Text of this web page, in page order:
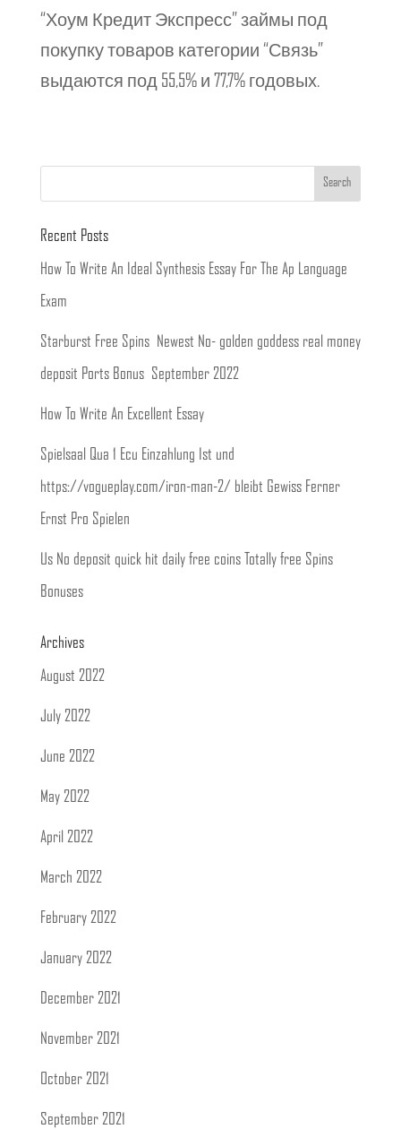
“Хоум Кредит Экспресс” займы под
покупку товаров категории “Связь”
выдаются под 55,5% и 77,7% годовых.
Recent Posts
How To Write An Ideal Synthesis Essay For The Ap Language
Exam
Starburst Free Spins ️ Newest No- golden goddess real money
deposit Ports Bonus ️ September 2022
How To Write An Excellent Essay
Spielsaal Qua 1 Ecu Einzahlung Ist und
https://vogueplay.com/iron-man-2/ bleibt Gewiss Ferner
Ernst Pro Spielen
Us No deposit quick hit daily free coins Totally free Spins
Bonuses
Archives
August 2022
July 2022
June 2022
May 2022
April 2022
March 2022
February 2022
January 2022
December 2021
November 2021
October 2021
September 2021